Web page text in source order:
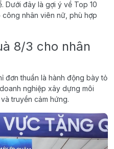
Dưới đây là gợi ý về Top 10
nhân viên nữ, phù hợp
8/3 cho nhân
đơn thuần là hành động bày tỏ
nghiệp xây dựng môi
truyền cảm hứng.